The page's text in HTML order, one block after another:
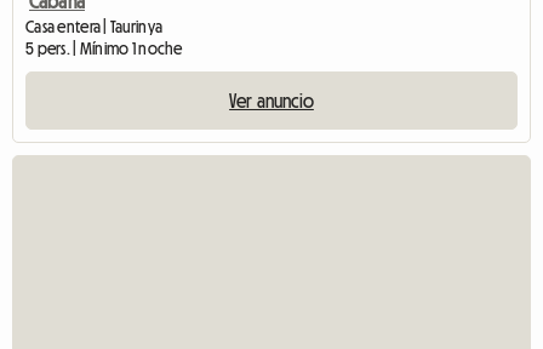
Casa entera | Taurinya
5 pers. | Mínimo 1 noche
Ver anuncio